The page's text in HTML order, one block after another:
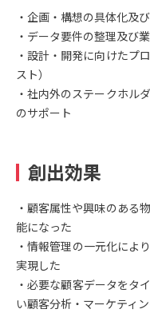
・企画・構想の具体化及
・データ要件の整理及び
・設計・開発に向けたプ
スト）
・社内外のステークホル
のサポート
創出効果
・顧客属性や興味のある
能になった
・情報管理の一元化によ
実現した
・必要な顧客データをタ
い顧客分析・マーケティ